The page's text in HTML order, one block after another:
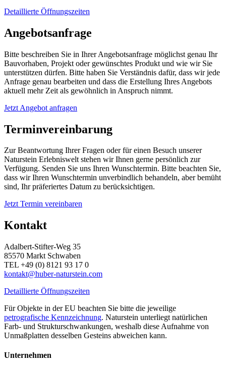
Detaillierte Öffnungszeiten
Angebotsanfrage
Bitte beschreiben Sie in Ihrer Angebotsanfrage möglichst genau Ihr
Bauvorhaben, Projekt oder gewünschtes Produkt und wie wir Sie
unterstützen dürfen. Bitte haben Sie Verständnis dafür, dass wir jede
Anfrage genau bearbeiten und dass die Erstellung Ihres Angebots
aktuell mehr Zeit als gewöhnlich in Anspruch nimmt.
Jetzt Angebot anfragen
Terminvereinbarung
Zur Beantwortung Ihrer Fragen oder für einen Besuch unserer
Naturstein Erlebniswelt stehen wir Ihnen gerne persönlich zur
Verfügung. Senden Sie uns Ihren Wunschtermin. Bitte beachten Sie,
dass wir Ihren Wunschtermin unverbindlich behandeln, aber bemüht
sind, Ihr präferiertes Datum zu berücksichtigen.
Jetzt Termin vereinbaren
Kontakt
Adalbert-Stifter-Weg 35
85570 Markt Schwaben
TEL +49 (0) 8121 93 17 0
kontakt@huber-naturstein.com
Detaillierte Öffnungszeiten
Für Objekte in der EU beachten Sie bitte die jeweilige
petrografische Kennzeichnung. Naturstein unterliegt natürlichen
Farb- und Strukturschwankungen, weshalb diese Aufnahme von
Unmaßplatten desselben Gesteins abweichen kann.
Unternehmen